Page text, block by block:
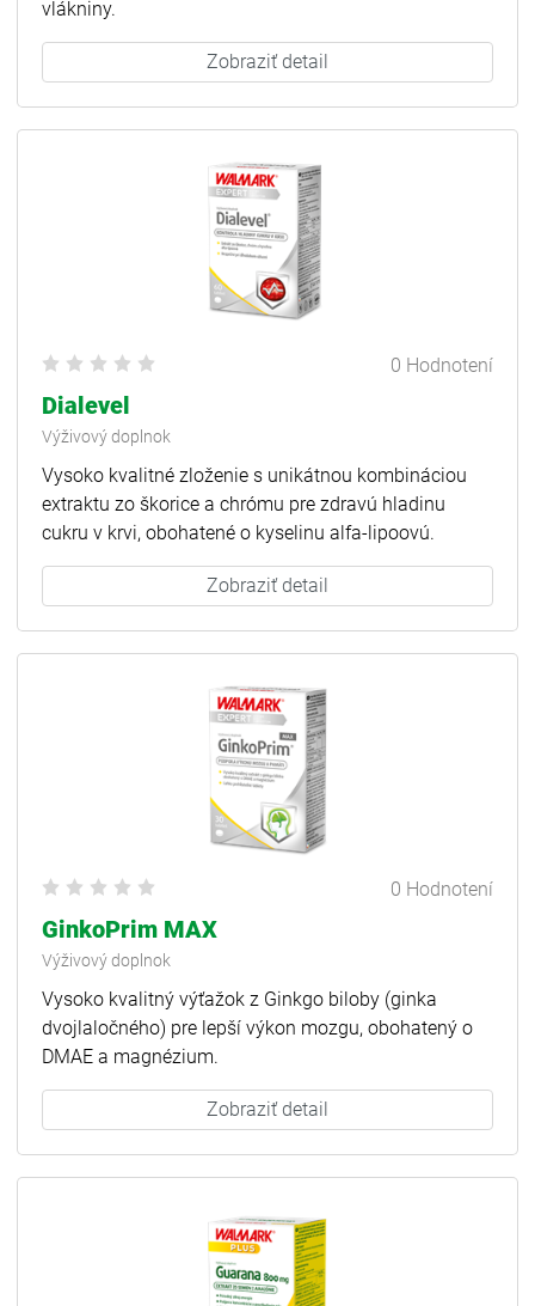
vlákniny.
Zobraziť detail
0 Hodnotení
Dialevel
Výživový doplnok
Vysoko kvalitné zloženie s unikátnou kombináciou
extraktu zo škorice a chrómu pre zdravú hladinu
cukru v krvi, obohatené o kyselinu alfa-lipoovú.
Zobraziť detail
0 Hodnotení
GinkoPrim MAX
Výživový doplnok
Vysoko kvalitný výťažok z Ginkgo biloby (ginka
dvojlaločného) pre lepší výkon mozgu, obohatený o
DMAE a magnézium.
Zobraziť detail